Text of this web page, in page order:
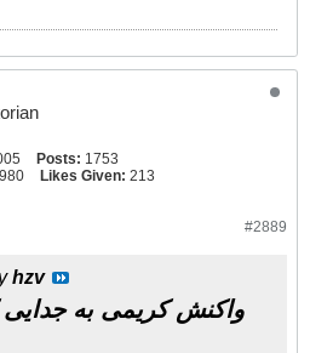
Posts: 1753
980 Likes Given: 213
#2889
hzv
واکنش کریمی به